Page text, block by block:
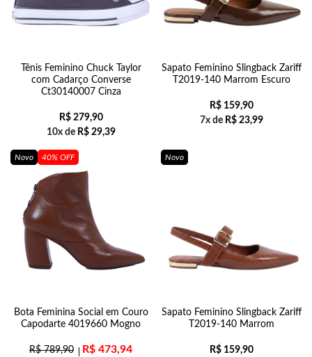
Tênis Feminino Chuck Taylor
com Cadarço Converse
Ct30140007 Cinza
R$279,90
10x de R$29,39
Sapato Feminino Slingback Zariff
T2019-140 Marrom Escuro
R$159,90
7x de R$23,99
Novo 40% OFF
Bota Feminina Social em Couro
Capodarte 4019660 Mogno
R$789,90 R$ 473,94
Novo
Sapato Feminino Slingback Zariff
T2019-140 Marrom
R$159,90